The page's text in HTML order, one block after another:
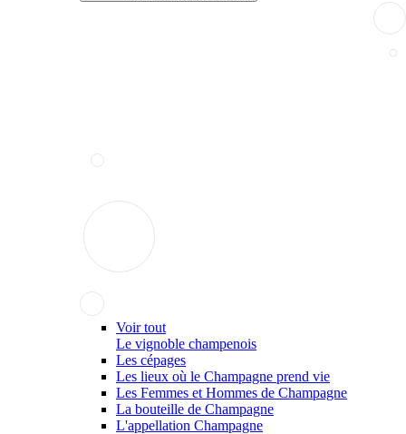
Voir tout
Le vignoble champenois
Les cépages
Les lieux où le Champagne prend vie
Les Femmes et Hommes de Champagne
La bouteille de Champagne
L'appellation Champagne